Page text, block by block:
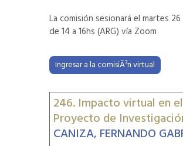
La comisión sesionará el martes
de 14 a 16hs (ARG) vía Zoom
Ingresar a la comisiÃ³n virtual
246. Impacto virtual en el
Proyecto de
CANIZA, FERNANDO